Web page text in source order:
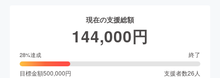
現在の支援総額
144,000円
28%達成 終了
目標金額500,000円 支援者数26 人